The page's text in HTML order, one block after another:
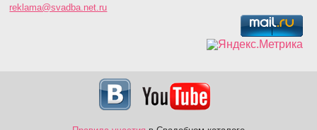
reklama@svadba.net.ru